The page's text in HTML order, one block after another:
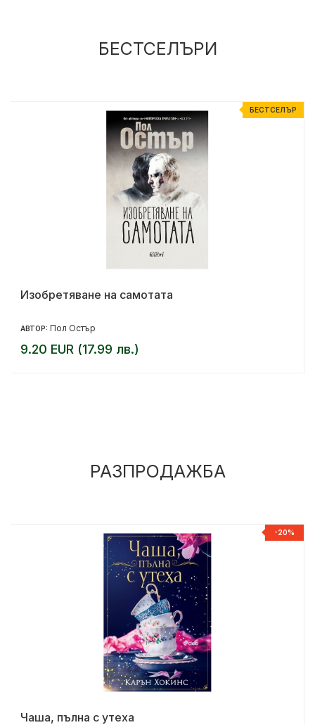
БЕСТСЕЛЪРИ
БЕСТСЕЛЪР
Изобретяване на самотата
АВТОР: Пол Остър
9.20 EUR (17.99 лв.)
РАЗПРОДАЖБА
-20%
Чаша, пълна с утеха